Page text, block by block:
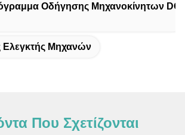
Οδήγησης Μηχανοκίνητων DC
Ελεγκτής Μηχανών
Που Σχετίζονται